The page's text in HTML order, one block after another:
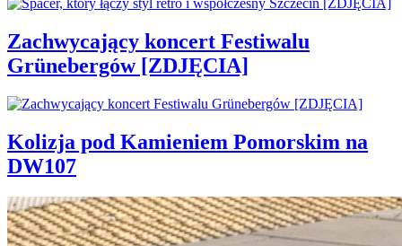
Zachwycający koncert Festiwalu
Grünebergów [ZDJĘCIA]
Kolizja pod Kamieniem Pomorskim na
DW107